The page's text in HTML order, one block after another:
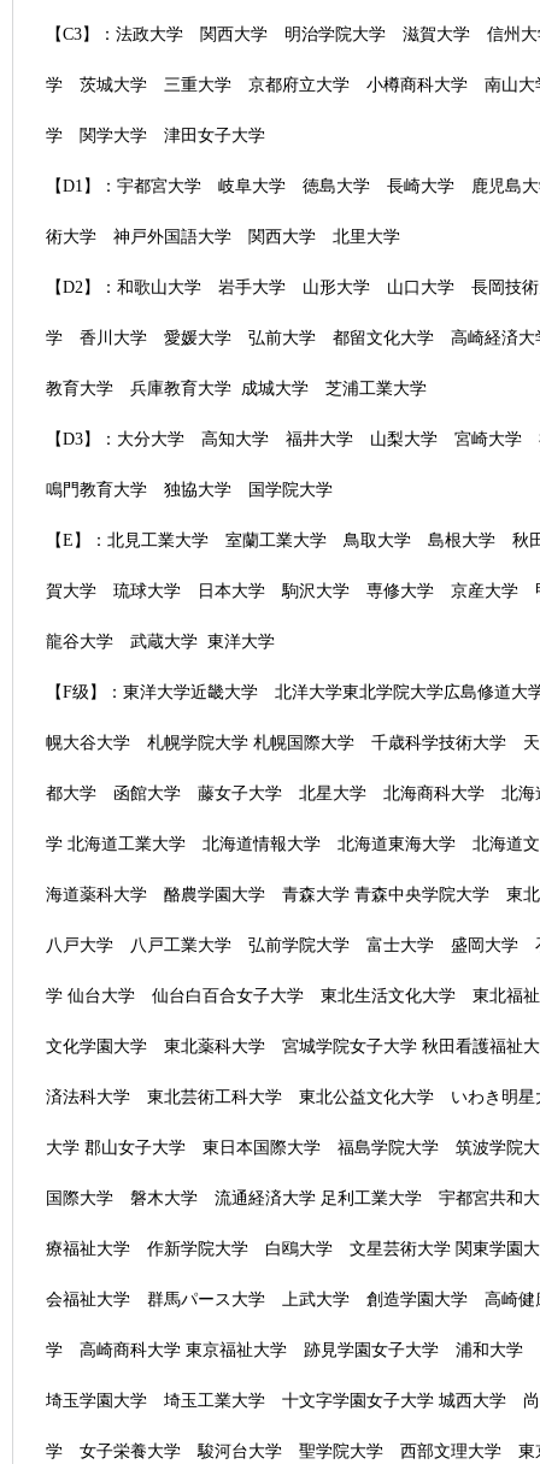
【C3】：法政大学 関西大学 明治学院大学 滋賀大学 信州
学 茨城大学 三重大学 京都府立大学 小樽商科大学 南山
学 関学大学 津田女子大学
【D1】：宇都宮大学 岐阜大学 徳島大学 長崎大学 鹿児島
術大学 神戸外国語大学 関西大学 北里大学
【D2】：和歌山大学 岩手大学 山形大学 山口大学 長岡技術
学 香川大学 愛媛大学 弘前大学 都留文化大学 高崎経済
教育大学 兵庫教育大学 成城大学 芝浦工業大学
【D3】：大分大学 高知大学 福井大学 山梨大学 宮崎大
鳴門教育大学 独協大学 国学院大学
【E】：北見工業大学 室蘭工業大学 鳥取大学 島根大学 秋
賀大学 琉球大学 日本大学 駒沢大学 専修大学 京産大学
龍谷大学 武蔵大学 東洋大学
【F级】：東洋大学近畿大学 北洋大学東北学院大学広島修道大
幌大谷大学 札幌学院大学 札幌国際大学 千歳科学技術大学
都大学 函館大学 藤女子大学 北星大学 北海商科大学 北海
学 北海道工業大学 北海道情報大学 北海道東海大学 北海道
海道薬科大学 酪農学園大学 青森大学 青森中央学院大学 東
八戸大学 八戸工業大学 弘前学院大学 富士大学 盛岡大学
学 仙台大学 仙台白百合女子大学 東北生活文化大学 東北福
文化学園大学 東北薬科大学 宮城学院女子大学 秋田看護福祉
済法科大学 東北芸術工科大学 東北公益文化大学 いわき明
大学 郡山女子大学 東日本国際大学 福島学院大学 筑波学院
国際大学 磐木大学 流通経済大学 足利工業大学 宇都宮共和
療福祉大学 作新学院大学 白鴎大学 文星芸術大学 関東学園
会福祉大学 群馬パース大学 上武大学 創造学園大学 高崎健
学 高崎商科大学 東京福祉大学 跡見学園女子大学 浦和大
埼玉学園大学 埼玉工業大学 十文字学園女子大学 城西大学 尚
学 女子栄養大学 駿河台大学 聖学院大学 西部文理大学 東